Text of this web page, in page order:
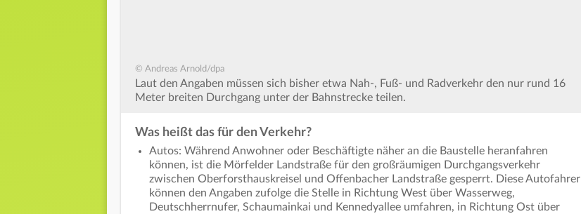
© Andreas Arnold/dpa
Laut den Angaben müssen sich bisher etwa Nah-, Fuß- und Radverkehr den nur rund 16
Meter breiten Durchgang unter der Bahnstrecke teilen.
Was heißt das für den Verkehr?
Autos: Während Anwohner oder Beschäftigte näher an die Baustelle heranfahren
können, ist die Mörfelder Landstraße für den großräumigen Durchgangsverkehr
zwischen Oberforsthauskreisel und Offenbacher Landstraße gesperrt. Diese Autofahrer
können den Angaben zufolge die Stelle in Richtung West über Wasserweg,
Deutschherrnufer, Schaumainkai und Kennedyallee umfahren, in Richtung Ost über